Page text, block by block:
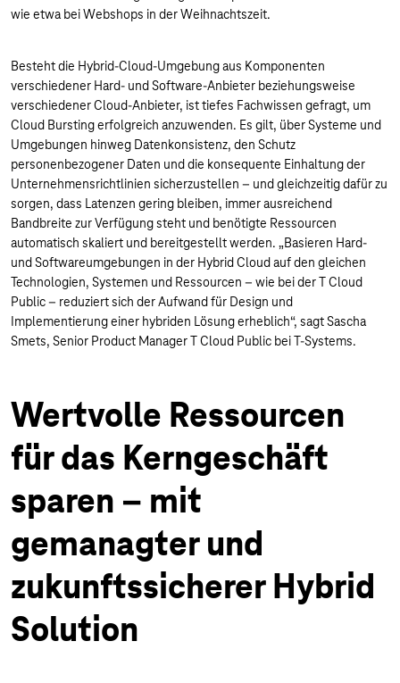
wie etwa bei Webshops in der Weihnachtszeit.
Besteht die Hybrid-Cloud-Umgebung aus Komponenten
verschiedener Hard- und Software-Anbieter beziehungsweise
verschiedener Cloud-Anbieter, ist tiefes Fachwissen gefragt, um
Cloud Bursting erfolgreich anzuwenden. Es gilt, über Systeme und
Umgebungen hinweg Datenkonsistenz, den Schutz
personenbezogener Daten und die konsequente Einhaltung der
Unternehmensrichtlinien sicherzustellen – und gleichzeitig dafür zu
sorgen, dass Latenzen gering bleiben, immer ausreichend
Bandbreite zur Verfügung steht und benötigte Ressourcen
automatisch skaliert und bereitgestellt werden. „Basieren Hard-
und Softwareumgebungen in der Hybrid Cloud auf den gleichen
Technologien, Systemen und Ressourcen – wie bei der T Cloud
Public – reduziert sich der Aufwand für Design und
Implementierung einer hybriden Lösung erheblich“, sagt Sascha
Smets, Senior Product Manager T Cloud Public bei T-Systems.
Wertvolle Ressourcen
für das Kerngeschäft
sparen – mit
gemanagter und
zukunftssicherer Hybrid
Solution